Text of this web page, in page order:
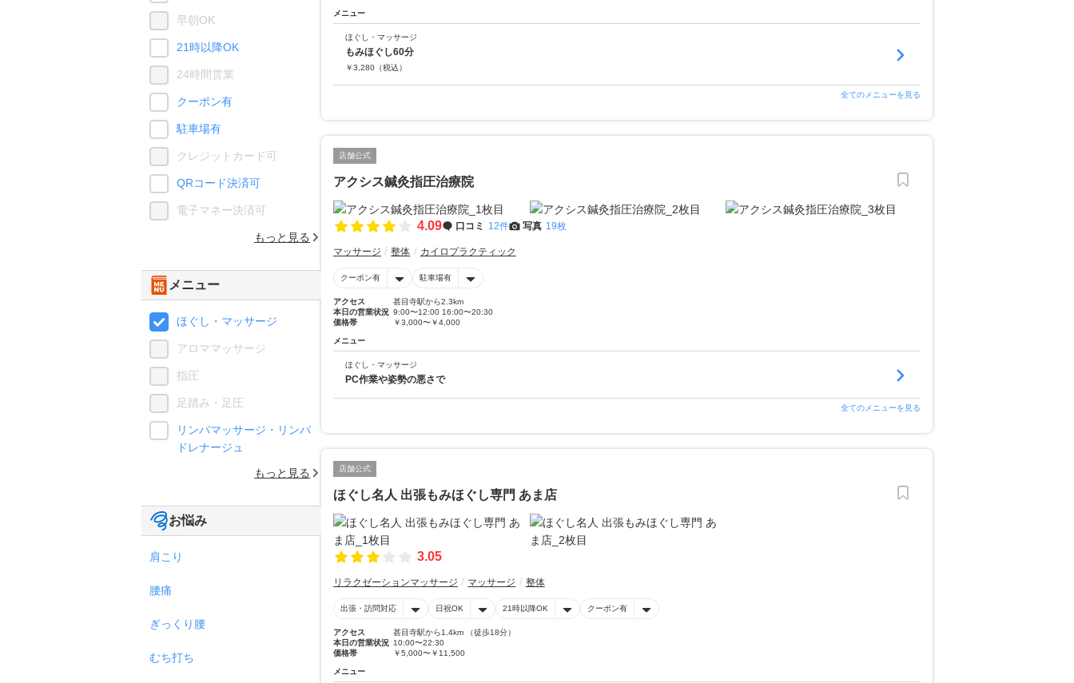
メニュー
ほぐし・マッサージ
もみほぐし60分
￥3,280 （税込）
全てのメニューを見る
店舗公式
アクシス鍼灸指圧治療院
4.09 口コミ 12件 写真 19枚
マッサージ 整体 カイロプラクティック
クーポン有 駐車場有
アクセス
甚目寺駅から2.3km
本日の営業状況 9:00〜12:00 16:00〜20:30
価格帯
￥3,000〜￥4,000
メニュー
ほぐし・マッサージ
PC作業や姿勢の悪さで
全てのメニューを見る
店舗公式
ほぐし名人 出張もみほぐし専門 あま店
3.05
リラクゼーションマッサージ マッサージ 整体
出張・訪問対応 日祝OK 21時以降OK クーポン有
アクセス
甚目寺駅から1.4km （徒歩18分）
本日の営業状況 10:00〜22:30
価格帯
￥5,000〜￥11,500
メニュー
早朝OK
21時以降OK
24時間営業
クーポン有
駐車場有
クレジットカード可
QRコード決済可
電子マネー決済可
もっと見る
メニュー
ほぐし・マッサージ
アロママッサージ
指圧
足踏み・足圧
リンパマッサージ・リンパ
ドレナージュ
もっと見る
お悩み
肩こり
腰痛
ぎっくり腰
むち打ち